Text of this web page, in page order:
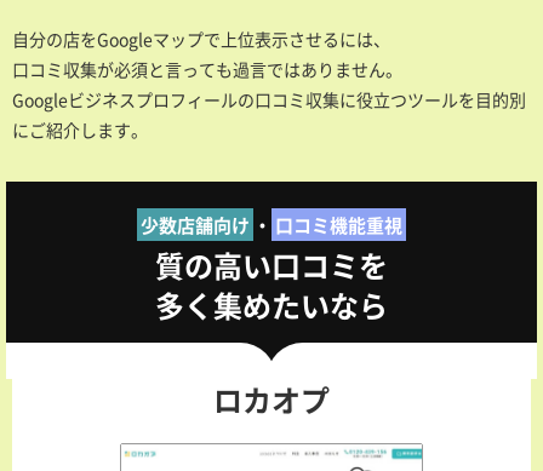
自分の店をGoogleマップで上位表示させるには、
口コミ収集が必須と言っても過言ではありません。
Googleビジネスプロフィールの口コミ収集に役立つツールを目的別
にご紹介します。
少数店舗向け ・ 口コミ機能重視
質の高い口コミを
多く集めたいなら
ロカオプ